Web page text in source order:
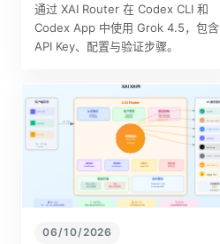
通过 XAI Router 在 Codex CLI 和
Codex App 中使用 Grok 4.5，包含
API Key、配置与验证步骤。
06/10/2026